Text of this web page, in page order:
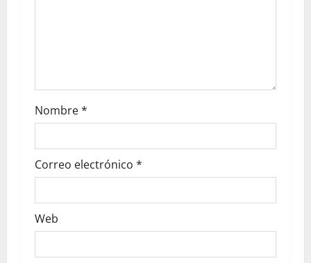
Nombre*
Correo electrónico *
Web